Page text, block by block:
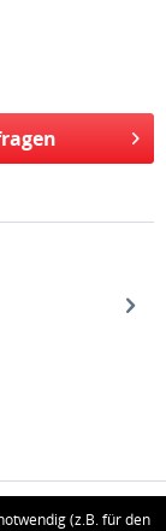
(z.B. für den